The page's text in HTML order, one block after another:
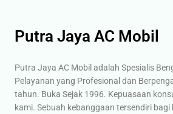
Putra Jaya AC Mobil
Putra Jaya AC Mobil adalah Spesialis
Pelayanan yang Profesional dan
tahun. Buka Sejak 1996. Kepuasaan
kami. Sebuah kebanggaan tersendiri